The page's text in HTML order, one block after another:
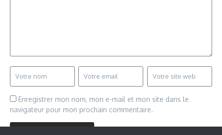
Enregistrer mon nom, mon e-mail et mon site dans le
navigateur pour mon prochain commentaire.